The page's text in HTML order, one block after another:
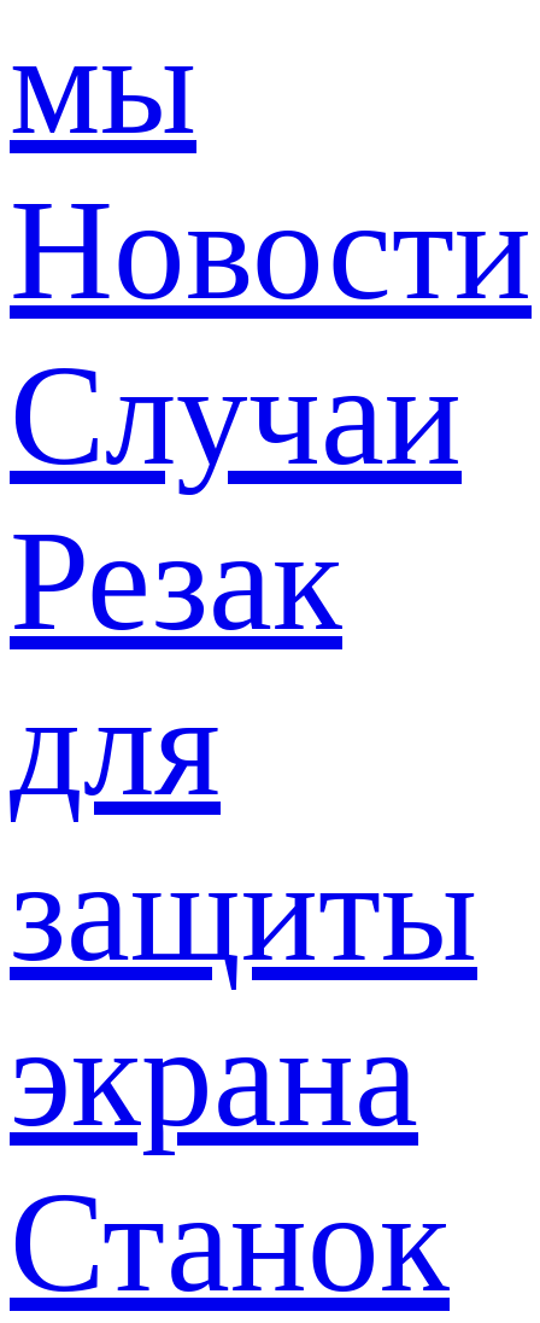
мы
Новости
Случаи
Резак
для
защиты
экрана
Станок